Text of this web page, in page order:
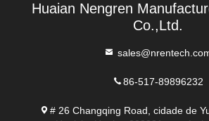
Huaian Nengren
Co.,Ltd.
86-517-89896232
# 26 Changqing Road, cidade de